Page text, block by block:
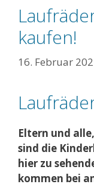
kaufen!
16. Februar
Eltern und
sind die
hier zu
kommen bei